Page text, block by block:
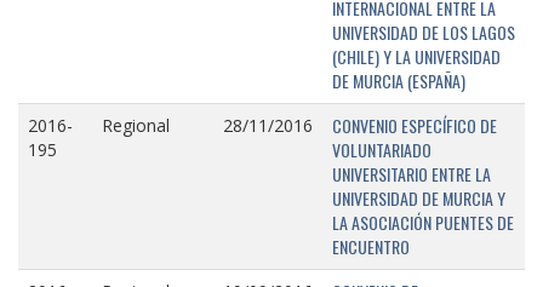
INTERNACIONAL ENTRE LA
UNIVERSIDAD DE LOS LAGOS
(CHILE) Y LA UNIVERSIDAD
DE MURCIA (ESPAÑA)
2016-
195
Regional 28/11/2016
CONVENIO ESPECÍFICO DE
VOLUNTARIADO
UNIVERSITARIO ENTRE LA
UNIVERSIDAD DE MURCIA Y
LA ASOCIACIÓN PUENTES DE
ENCUENTRO